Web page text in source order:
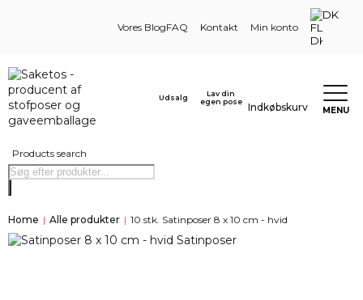
Vores BlogFAQ Kontakt Min konto
DK
Products search
Udsalg
Lav din
egen pose
Indkøbskurv MENU
Home | Alle produkter | 10 stk. Satinposer 8 x 10 cm - hvid